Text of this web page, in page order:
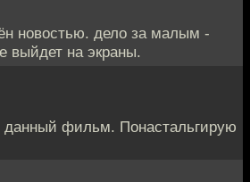
новостью. дело за малым -
выйдет на экраны.
фильм. Понастальгирую